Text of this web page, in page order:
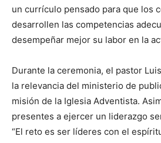
un currículo pensado para que los
desarrollen las competencias
desempeñar mejor su labor en la
Durante la ceremonia, el pastor
la relevancia del ministerio de
misión de la Iglesia Adventista.
presentes a ejercer un liderazgo
“El reto es ser líderes con el